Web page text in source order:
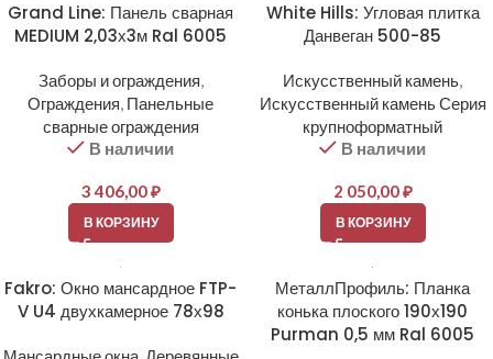
Grand Line: Панель сварная
MEDIUM 2,03х3м Ral 6005
Заборы и ограждения,
Ограждения, Панельные
сварные ограждения
В наличии
3 406,00₽
В КОРЗИНУ
White Hills: Угловая плитка
Данвеган 500-85
Искусственный камень,
Искусственный камень Серия
крупноформатный
В наличии
2 050,00₽
В КОРЗИНУ
Fakro: Окно мансардное FTP-
V U4 двухкамерное 78х98
МеталлПрофиль: Планка
конька плоского 190х190
Purman 0,5 мм Ral 6005